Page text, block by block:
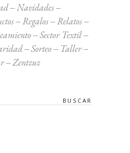
Navidades
Regalos
Relatos
Sector Textil
Sorteo
Taller
Zentzuz